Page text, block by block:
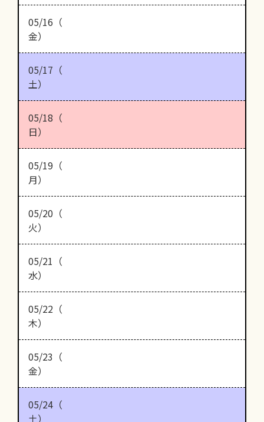
05/16（
金）
05/17（
土）
05/18（
日）
05/19（
月）
05/20（
火）
05/21（
水）
05/22（
木）
05/23（
金）
05/24（
土）